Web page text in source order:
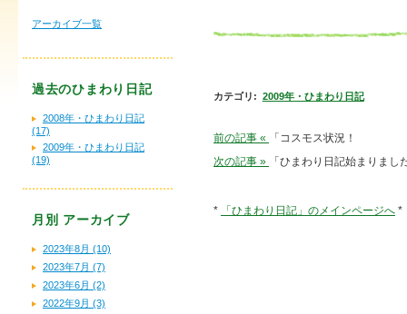
カテゴリ : 2009年・ひまわり日記
前の記事 «
「コスモス状況！
次の記事 »
「ひまわり日記始まりまし
* 「ひまわり日記」のメインページへ *
アーカイブ一覧
過去のひまわり日記
2008年・ひまわり日記
(17)
2009年・ひまわり日記
(19)
月別 アーカイブ
2023年8月 (10)
2023年7月 (7)
2023年6月 (2)
2022年9月 (3)